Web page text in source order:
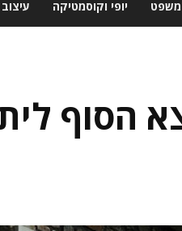
יופי וקוסמטיקה עיצוב
הסוף